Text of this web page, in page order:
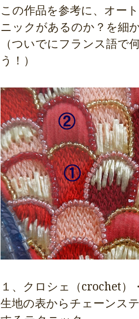
この作品を参考に、オー
ニックがあるのか？を細
（ついでにフランス語で
う！）
１、クロシェ（crochet）
生地の表からチェーンス